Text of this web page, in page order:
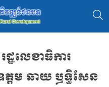
លេខាធិការ
តម ឆាយ ឫទ្ធិសែន